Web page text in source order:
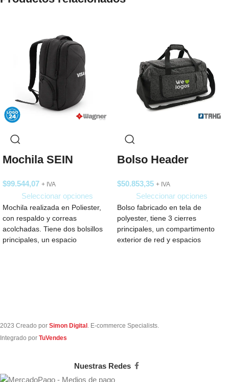
Mochila SEIN
$99.544,07 + IVA
Seleccionar opciones
Mochila realizada en Poliester,
con respaldo y correas
acolchadas. Tiene dos bolsillos
principales, un espacio
Bolso Header
$50.853,35 + IVA
Seleccionar opciones
Bolso fabricado en tela de
polyester, tiene 3 cierres
principales, un compartimento
exterior de red y espacios
2023 Creado por Simon Digital . E-commerce Specialists.
Integrado por TuVendes
Nuestras Redes